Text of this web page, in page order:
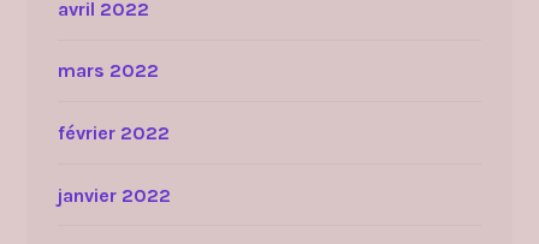
avril 2022
mars 2022
février 2022
janvier 2022